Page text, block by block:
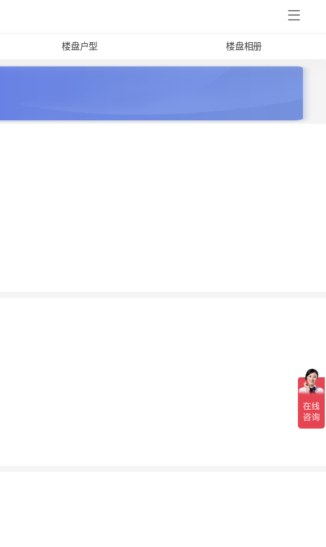
楼盘户型 楼盘相册